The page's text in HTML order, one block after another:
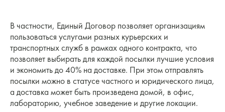
В частности, Единый Договор позволяет организациям
пользоваться услугами разных курьерских и
транспортных служб в рамках одного контракта, что
позволяет выбирать для каждой посылки лучшие условия
и экономить до 40% на доставке. При этом отправлять
посылки можно в статусе частного и юридического лица,
а доставка может быть произведена домой, в офис,
лабораторию, учебное заведение и другие локации.